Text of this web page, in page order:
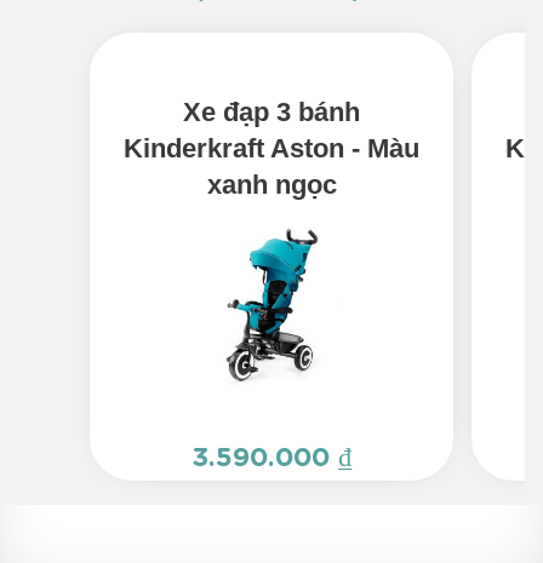
Xe đạp 3 bánh
Kinderkraft Aston - Màu
xanh ngọc
3.590.000 ₫